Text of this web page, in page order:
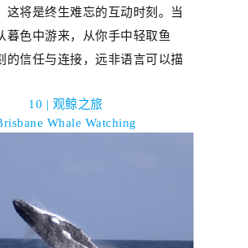
这将是终生难忘的互动时刻 。 当
暮色中游来，从你手中轻取鱼
的信任与连接，远非语言可以描
10 | 观鲸之旅
Whale Watching